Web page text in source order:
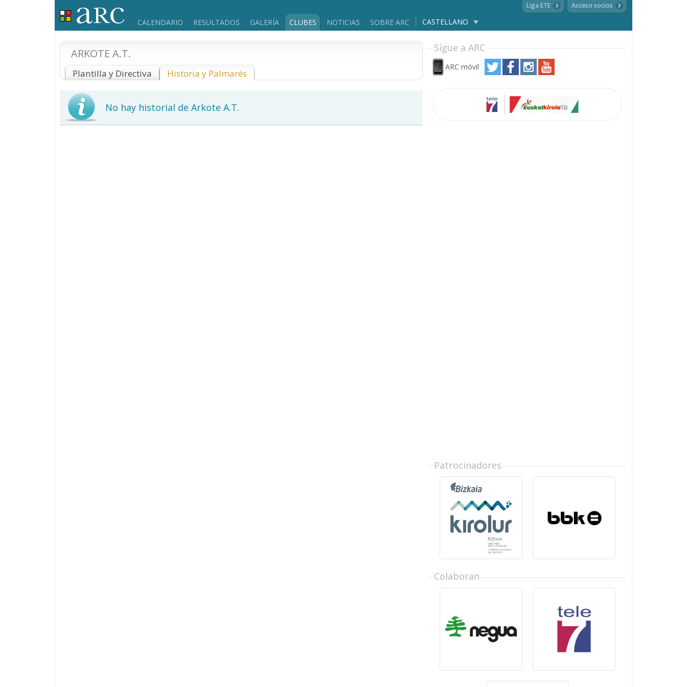
CALENDARIO RESULTADOS GALERÍA CLUBES NOTICIAS SOBRE ARC CASTELLANO
Liga ETE Acceso socios
ARKOTE A.T.
Plantilla y Directiva Historia y Palmarés
No hay historial de Arkote A.T.
Sígue a ARC
ARC móvil
Patrocinadores
Colaboran